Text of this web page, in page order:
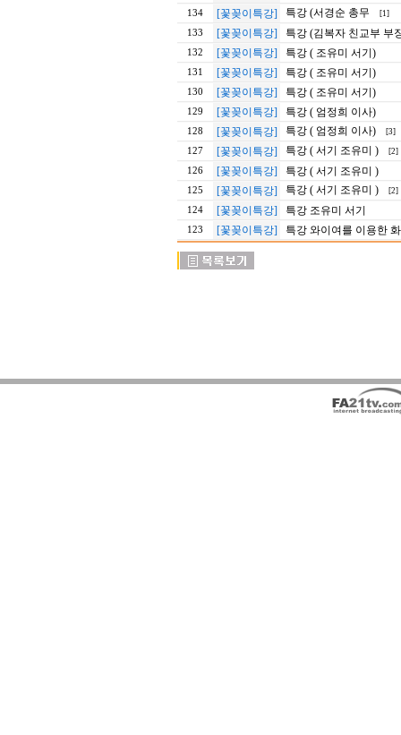
134 [꽃꽂이특강] 특강 (서경순 총무 [1]
133 [꽃꽂이특강] 특강 (김복자 친교부 부
132 [꽃꽂이특강] 특강 ( 조유미 서기)
131 [꽃꽂이특강] 특강 ( 조유미 서기)
130 [꽃꽂이특강] 특강 ( 조유미 서기)
129 [꽃꽂이특강] 특강 ( 엄정희 이사)
128 [꽃꽂이특강] 특강 ( 엄정희 이사) [3]
127 [꽃꽂이특강] 특강 ( 서기 조유미 ) [2]
126 [꽃꽂이특강] 특강 ( 서기 조유미 )
125 [꽃꽂이특강] 특강 ( 서기 조유미 ) [2]
124 [꽃꽂이특강] 특강 조유미 서기
123 [꽃꽂이특강] 특강 와이여를 이용한